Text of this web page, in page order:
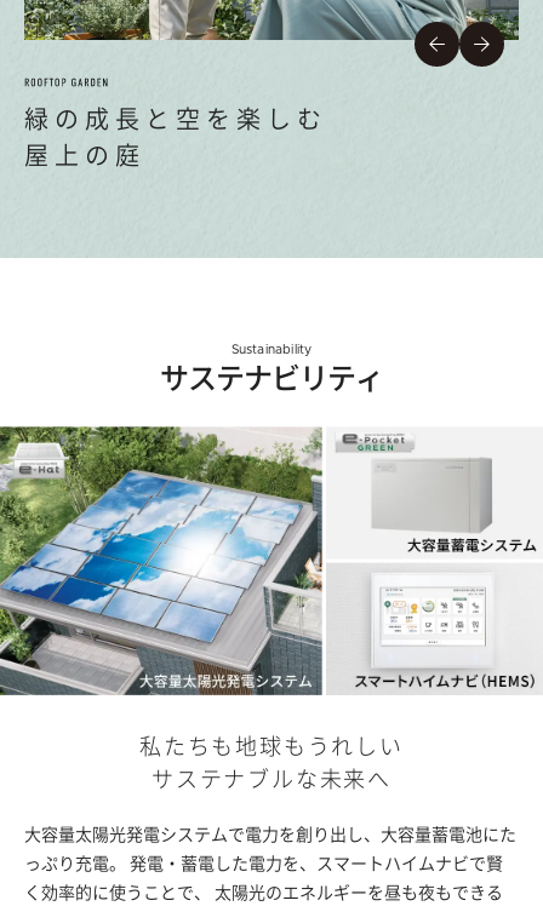
緑の成長と空を楽しむ
屋上の庭
Sustainability
サステナビリティ
私たちも地球もうれしい
サステナブルな未来へ
大容量太陽光発電システムで電力を創り出し、大容量蓄電池にた
っぷり充電。 発電・蓄電した電力を、スマートハイムナビで賢
く効率的に使うことで、 太陽光のエネルギーを昼も夜もできる